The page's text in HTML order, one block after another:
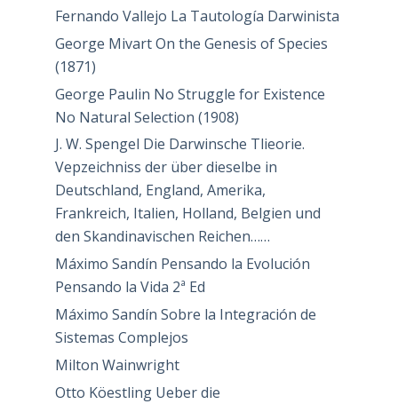
Fernando Vallejo La Tautología Darwinista
George Mivart On the Genesis of Species
(1871)
George Paulin No Struggle for Existence
No Natural Selection (1908)
J. W. Spengel Die Darwinsche Tlieorie.
Vepzeichniss der über dieselbe in
Deutschland, England, Amerika,
Frankreich, Italien, Holland, Belgien und
den Skandinavischen Reichen……
Máximo Sandín Pensando la Evolución
Pensando la Vida 2ª Ed
Máximo Sandín Sobre la Integración de
Sistemas Complejos
Milton Wainwright
Otto Köestling Ueber die